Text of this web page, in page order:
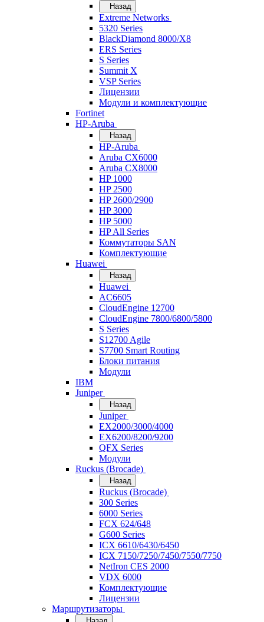
Назад
Extreme Networks
5320 Series
BlackDiamond 8000/X8
ERS Series
S Series
Summit X
VSP Series
Лицензии
Модули и комплектующие
Fortinet
HP-Aruba
Назад
HP-Aruba
Aruba CX6000
Aruba CX8000
HP 1000
HP 2500
HP 2600/2900
HP 3000
HP 5000
HP All Series
Коммутаторы SAN
Комплектующие
Huawei
Назад
Huawei
AC6605
CloudEngine 12700
CloudEngine 7800/6800/5800
S Series
S12700 Agile
S7700 Smart Routing
Блоки питания
Модули
IBM
Juniper
Назад
Juniper
EX2000/3000/4000
EX6200/8200/9200
QFX Series
Модули
Ruckus (Brocade)
Назад
Ruckus (Brocade)
300 Series
6000 Series
FCX 624/648
G600 Series
ICX 6610/6430/6450
ICX 7150/7250/7450/7550/7750
NetIron CES 2000
VDX 6000
Комплектующие
Лицензии
Маршрутизаторы